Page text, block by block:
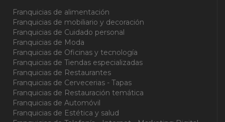
Franquicias de alimentación
Franquicias de mobiliario y decoración
Franquicias de Cuidado personal
Franquicias de Moda
Franquicias de Oficinas y tecnología
Franquicias de Tiendas especializadas
Franquicias de Restaurantes
Franquicias de Cervecerias - Tapas
Franquicias de Restauración temática
Franquicias de Automóvil
Franquicias de Estética y salud